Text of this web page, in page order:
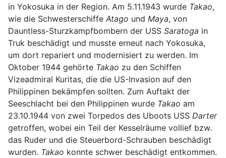
in Yokosuka in der Region. Am 5.11.1943 wurde Takao,
wie die Schwesterschiffe Atago und Maya, von
Dauntless-Sturzkampfbombern der USS Saratoga in
Truk beschädigt und musste erneut nach Yokosuka,
um dort repariert und modernisiert zu werden. Im
Oktober 1944 gehörte Takao zu den Schiffen
Vizeadmiral Kuritas, die die US-Invasion auf den
Philippinen bekämpfen sollten. Zum Auftakt der
Seeschlacht bei den Philippinen wurde Takao am
23.10.1944 von zwei Torpedos des Uboots USS Darter
getroffen, wobei ein Teil der Kesselräume vollief bzw.
das Ruder und die Steuerbord-Schrauben beschädigt
wurden. Takao konnte schwer beschädigt entkommen.